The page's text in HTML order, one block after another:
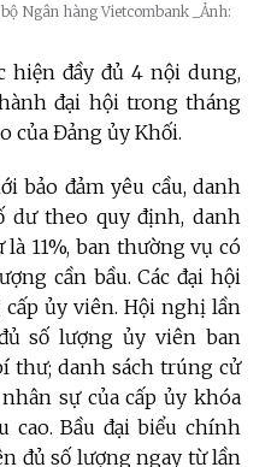
Ngân hàng Vietcombank _Ảnh:
hiện đầy đủ 4 nội dung,
đại hội trong tháng
của Đảng ủy Khối.
bảo đảm yêu cầu, danh
dư theo quy định, danh
là 11%, ban thường vụ có
cần bầu. Các đại hội
ủy viên. Hội nghị lần
số lượng ủy viên ban
thư; danh sách trúng cử
sự của cấp ủy khóa
cao. Bầu đại biểu chính
đủ số lượng ngay từ lần